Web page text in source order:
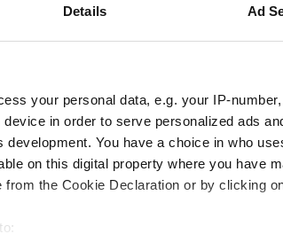
Details Ad
your personal data, e.g. your IP-
in order to serve personalized ads
You have a choice in who
on this digital property where you have
the Cookie Declaration or by clicking